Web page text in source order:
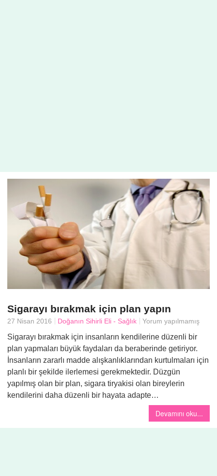
Sigarayı bırakmak için plan yapın
27 Nisan 2016 Doğanın Sihirli Eli - Sağlık Yorum yapılmamış
Sigarayı bırakmak için insanların kendilerine düzenli bir
plan yapmaları büyük faydaları da beraberinde getiriyor.
İnsanların zararlı madde alışkanlıklarından kurtulmaları için
planlı bir şekilde ilerlemesi gerekmektedir. Düzgün
yapılmış olan bir plan, sigara tiryakisi olan bireylerin
kendilerini daha düzenli bir hayata adapte…
Devamını oku...